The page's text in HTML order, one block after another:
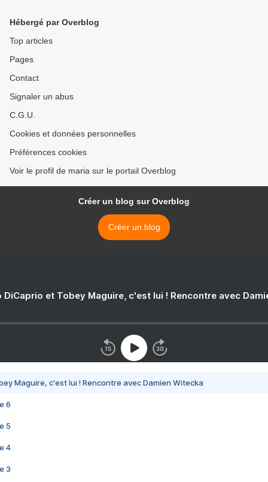
Hébergé par Overblog
Top articles
Pages
Contact
Signaler un abus
C.G.U.
Cookies et données personnelles
Préférences cookies
Voir le profil de maria sur le portail Overblog
Créer un blog sur Overblog
Créer un blog
DiCaprio et Tobey Maguire, c'est lui ! Rencontre avec
Maguire, c'est lui ! Rencontre avec Damien Witecka
6
5
4
3